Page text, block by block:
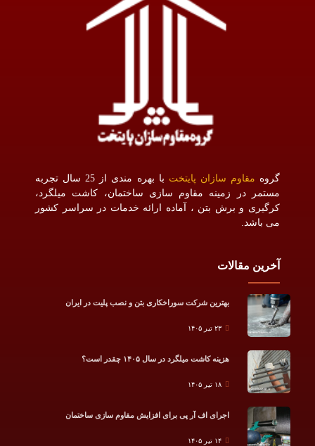
گروه مقاوم سازان پایتخت
با بهره مندی از 25 سال تجربه
مستمر در زمینه مقاوم سازی ساختمان، کاشت میلگرد،
کرگیری و برش بتن ، آماده ارائه خدمات در سراسر کشور
می باشد.
آخرین مقالات
بهترین شرکت سوراخکاری بتن و نصب پلیت در ایران
۲۳ تیر ۱۴۰۵
هزینه کاشت میلگرد در سال ۱۴۰۵ چقدر است؟
۱۸ تیر ۱۴۰۵
اجرای اف آر پی برای افزایش مقاوم سازی ساختمان
۱۴ تیر ۱۴۰۵